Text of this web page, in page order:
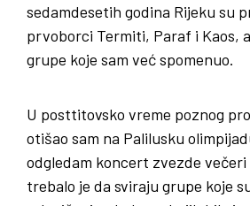
sedamdesetih godina Rijeku su
prvoborci Termiti, Paraf i Kaos,
grupe koje sam već spomenuo.
U posttitovsko vreme poznog
otišao sam na Palilusku
odgledam koncert zvezde večeri
trebalo je da sviraju grupe koje